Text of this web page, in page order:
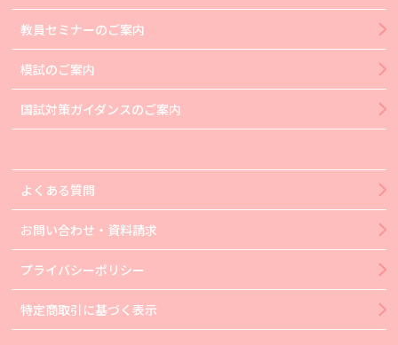
教員セミナーのご案内
模試のご案内
国試対策ガイダンスのご案内
よくある質問
お問い合わせ・資料請求
プライバシーポリシー
特定商取引に基づく表示